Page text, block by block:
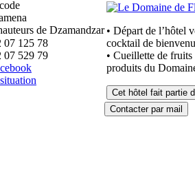
de Dzamandzar
07 125 78
07 529 79
• Départ de l’hôtel
cocktail de
• Cueillette de fruits
produits du
Cet hôtel fait partie